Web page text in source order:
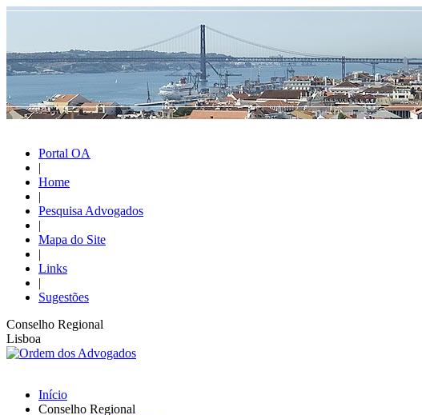
Portal OA
|
Home
|
Pesquisa Advogados
|
Mapa do Site
|
Links
|
Sugestões
Conselho Regional
Lisboa
Início
Conselho Regional